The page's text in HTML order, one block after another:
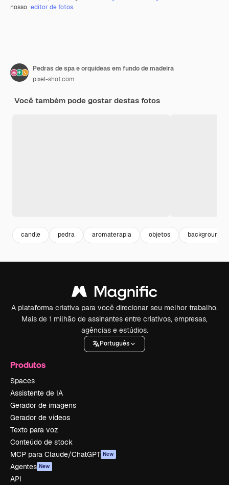
nosso editor de fotos.
Pedras de spa e orquídeas em fundo de madeira
pixel-shot.com
Você também pode gostar destas fotos
candle pedra aromaterapia objetos background
A plataforma criativa para você direcionar seu melhor trabalho.
Mais de 1 milhão de assinantes entre criativos, empresas,
agências e estúdios.
Português
Produtos
Spaces
Assistente de IA
Gerador de imagens
Gerador de vídeos
Texto para voz
Conteúdo de stock
MCP para Claude/ChatGPT New
Agentes New
API